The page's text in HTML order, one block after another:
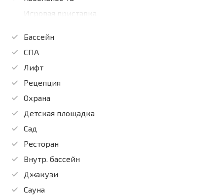
Игровая приставка
Бассейн
СПА
Лифт
Рецепция
Охрана
Детская площадка
Сад
Ресторан
Внутр. бассейн
Джакузи
Сауна